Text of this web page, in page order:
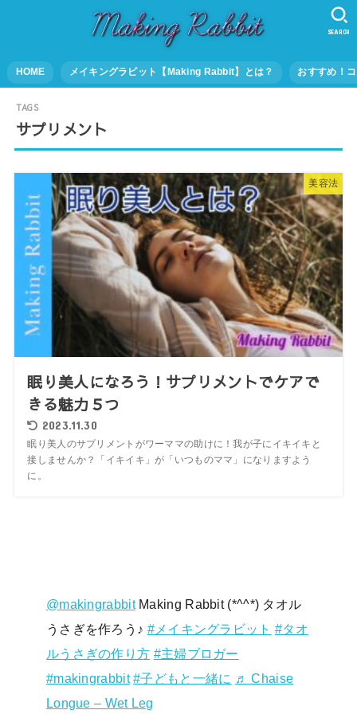
HOME メイキングラビット【Making Rabbit】とは？ おすすめ！
SEARCH
サプリメント
美容法
眠り美人になろう！サプリメントでケアで
きる魅力５つ
2023.11.30
眠り美人のサプリメントがワーママの助けに！我が子にイキイキと
接しませんか？「イキイキ」が「いつものママ」になりますよう
に。
@makingrabbitMaking Rabbit (*^^*) タオル
うさぎを作ろう♪ #メイキングラビット #タオ
ルうさぎの作り方 #主婦ブロガー
#makingrabbit #子どもと一緒に
♬ Chaise
Longue – Wet Leg